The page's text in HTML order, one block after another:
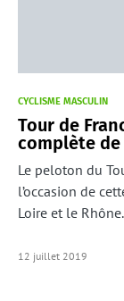
CYCLISME MASCULIN
Tour de
complète
Le peloton du
l’occasion de
Loire et le Rhône.
12 juillet 2019